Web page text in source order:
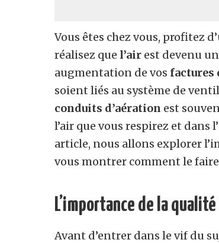
Vous êtes chez vous, profitez
réalisez que l’air est devenu
augmentation de vos factures
soient liés au système de
conduits d’aération est
l’air que vous respirez et dans l’
article, nous allons explorer
vous montrer comment le
L’importance de la
Avant d’entrer dans le vif du